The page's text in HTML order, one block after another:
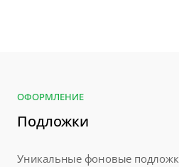
ОФОРМЛЕНИЕ
Подложки
Уникальные фоновые